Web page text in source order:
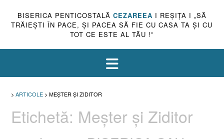
BISERICA PENTICOSTALĂ CEZAREEA I REŞIŢA I „SĂ
TRĂIEŞTI ÎN PACE, ŞI PACEA SĂ FIE CU CASA TA ŞI CU
TOT CE ESTE AL TĂU !”
> ARTICOLE > MEȘTER ȘI ZIDITOR
Etichetă: Meșter și Ziditor